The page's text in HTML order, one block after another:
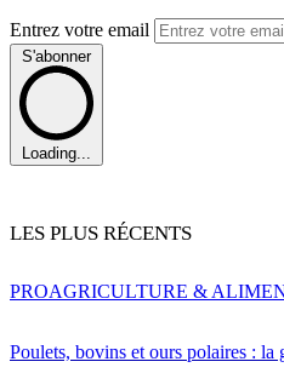
Entrez votre email
S'abonner
Loading...
LES PLUS RÉCENTS
Poulets, bovins et ours polaires : la
PROAGRICULTURE &